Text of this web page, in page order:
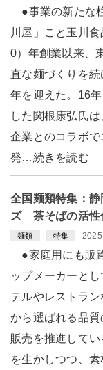
●事業の新たな
川屋」こと玉川
0）年創業以来、
直な麺づくりを
年を迎えた。16
した関根康弘氏
企業とのコラボ
発…続きを読む
全国麺類特集：
ズ 茶そばの活性
麺類 特集
●家庭用にも販
ップメーカーと
テルやレストラ
から選ばれる品質
販売を推進して
を生かしつつ、